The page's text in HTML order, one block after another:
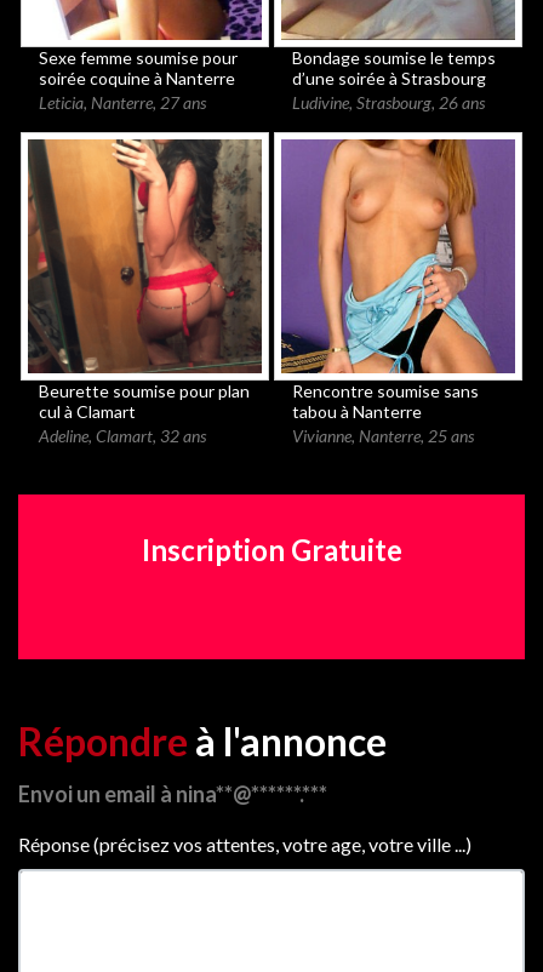
Sexe femme soumise pour
soirée coquine à Nanterre
Leticia, Nanterre, 27 ans
Bondage soumise le temps
d’une soirée à Strasbourg
Ludivine,Strasbourg, 26 ans
Beurette soumise pour plan
cul à Clamart
Adeline,Clamart, 32 ans
Rencontre soumise sans
tabou à Nanterre
Vivianne, Nanterre, 25 ans
Inscription Gratuite
Répondre à l'annonce
Envoi un email à nina**@******.***
Réponse (précisez vos attentes, votre age, votre ville ...)